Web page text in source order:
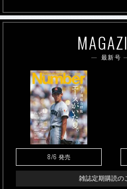
最新号
8/6 発売
雑誌定期購読の